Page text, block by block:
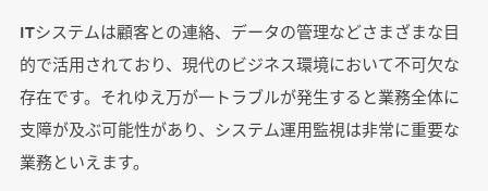
ITシステムは顧客との連絡、データの管理などさまざまな目
的で活用されており、現代のビジネス環境において不可欠な
存在です。それゆえ万が一トラブルが発生すると業務全体に
支障が及ぶ可能性があり、システム運用監視は非常に重要な
業務といえます。